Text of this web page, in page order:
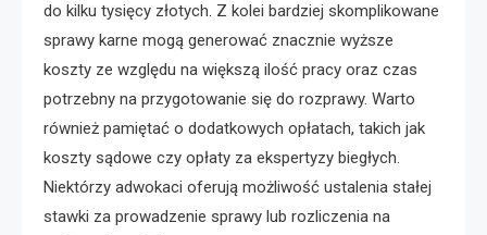
do kilku tysięcy złotych. Z kolei bardziej skomplikowane
sprawy karne mogą generować znacznie wyższe
koszty ze względu na większą ilość pracy oraz czas
potrzebny na przygotowanie się do rozprawy. Warto
również pamiętać o dodatkowych opłatach, takich jak
koszty sądowe czy opłaty za ekspertyzy biegłych.
Niektórzy adwokaci oferują możliwość ustalenia stałej
stawki za prowadzenie sprawy lub rozliczenia na